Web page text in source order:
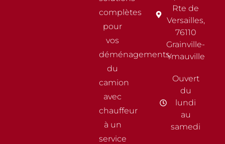
complètes
pour
vos
déménagements,
du
camion
avec
chauffeur
à un
service
Rte de
Versailles,
76110
Grainville-
Ymauville
Ouvert
du
lundi
au
samedi